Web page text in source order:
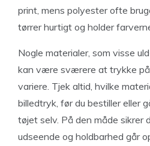
print, mens polyester ofte
tørrer hurtigt og holder
Nogle materialer, som visse
kan være sværere at trykke
variere. Tjek altid, hvilke
billedtryk, før du bestiller eller
tøjet selv. På den måde sikrer
udseende og holdbarhed går